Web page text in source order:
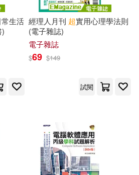
倫（Thorstein Ve
莉莎 編譯(1)
丁曉宇(1)
限公司(1)
子英日語(1)
易富文化(1)
生活 經理人月刊 超實用心理學法則
(電子雜誌)
電子雜誌
$69 $149
試閱